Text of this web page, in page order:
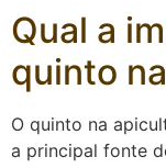
Qual a
quinto
O quinto na
a principal fonte